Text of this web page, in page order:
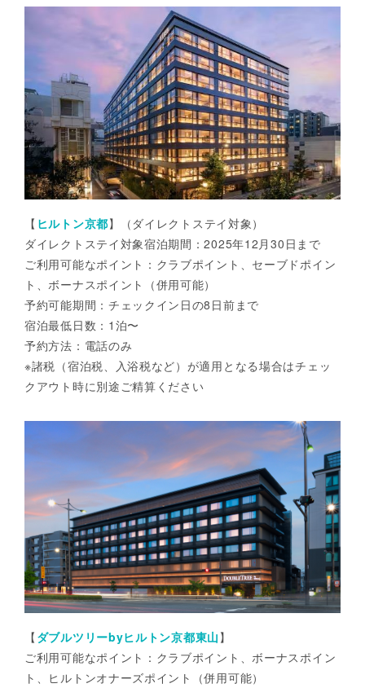
【 ヒルトン京都】（ダイレクトステイ対象）
ダイレクトステイ対象宿泊期間：2025年12月30日まで
ご利用可能なポイント：クラブポイント、セーブドポイン
ト、ボーナスポイント（併用可能）
予約可能期間：チェックイン日の8日前まで
宿泊最低日数：1泊〜
予約方法：電話のみ
※諸税（宿泊税、入浴税など）が適用となる場合はチェッ
クアウト時に別途ご精算ください
【 ダブルツリーbyヒルトン京都東山 】
ご利用可能なポイント：クラブポイント、ボーナスポイン
ト、ヒルトンオナーズポイント（併用可能）